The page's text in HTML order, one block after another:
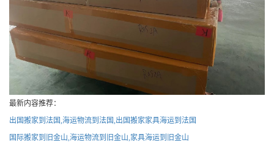
最新内容推荐：
出国搬家到法国,海运物流到法国,出国搬家家具海运到法国
国际搬家到旧金山,海运物流到旧金山,家具海运到旧金山